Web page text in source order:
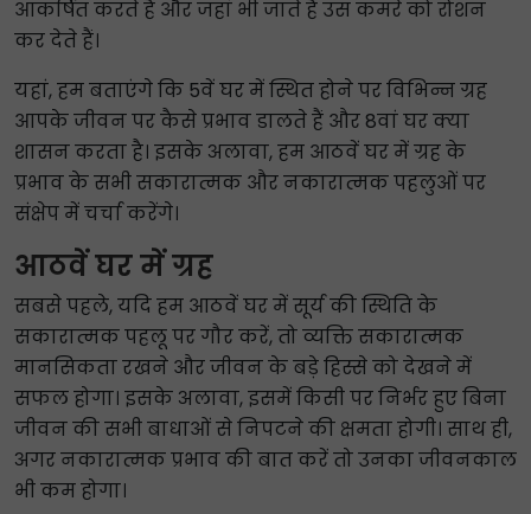
आकर्षित करते हैं और जहां भी जाते हैं उस कमरे को रोशन
कर देते हैं।
यहां, हम बताएंगे कि 5वें घर में स्थित होने पर विभिन्न ग्रह
आपके जीवन पर कैसे प्रभाव डालते हैं और 8वां घर क्या
शासन करता है। इसके अलावा, हम आठवें घर में ग्रह के
प्रभाव के सभी सकारात्मक और नकारात्मक पहलुओं पर
संक्षेप में चर्चा करेंगे।
आठवें घर में ग्रह
सबसे पहले, यदि हम आठवें घर में सूर्य की स्थिति के
सकारात्मक पहलू पर गौर करें, तो व्यक्ति सकारात्मक
मानसिकता रखने और जीवन के बड़े हिस्से को देखने में
सफल होगा। इसके अलावा, इसमें किसी पर निर्भर हुए बिना
जीवन की सभी बाधाओं से निपटने की क्षमता होगी। साथ ही,
अगर नकारात्मक प्रभाव की बात करें तो उनका जीवनकाल
भी कम होगा।